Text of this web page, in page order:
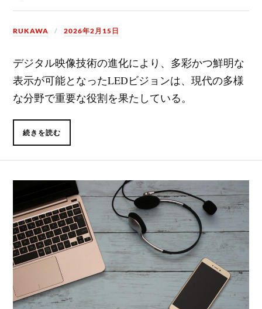
RUKAWA 2026年2月15日
デジタル映像技術の進化により、多彩かつ鮮明な
表示が可能となったLEDビジョンは、現代の多様
な分野で重要な役割を果たしている。
続きを読む